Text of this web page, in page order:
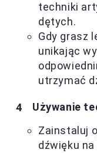
techniki
dętych.
Gdy grasz
unikając
utrzymać
Używanie
Zainstaluj
dźwięku